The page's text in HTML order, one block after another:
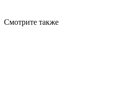
Смотрите также